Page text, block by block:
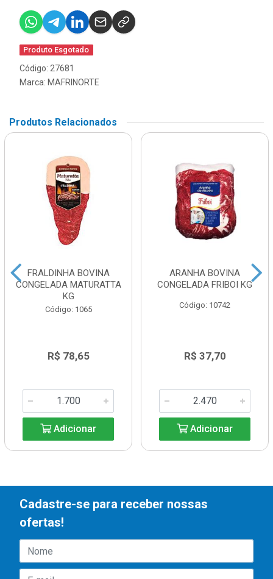
Produto Esgotado
Código: 27681
Marca: MAFRINORTE
Produtos Relacionados
FRALDINHA BOVINA
CONGELADA MATURATTA
KG
Código: 1065
R$ 78,65
Adicionar
ARANHA BOVINA
CONGELADA FRIBOI KG
Código: 10742
R$ 37,70
Adicionar
Cadastre-se para receber nossas
ofertas!